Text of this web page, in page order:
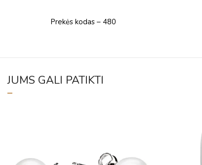
Prekės kodas – 480
JUMS GALI PATIKTI